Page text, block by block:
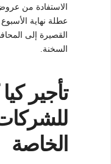
الاستفادة من
عطلة نهاية
القصيرة إلى
السخنة.
تأجير
الخاصة